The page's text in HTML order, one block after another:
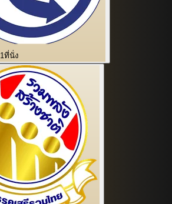
1ที่นั่ง